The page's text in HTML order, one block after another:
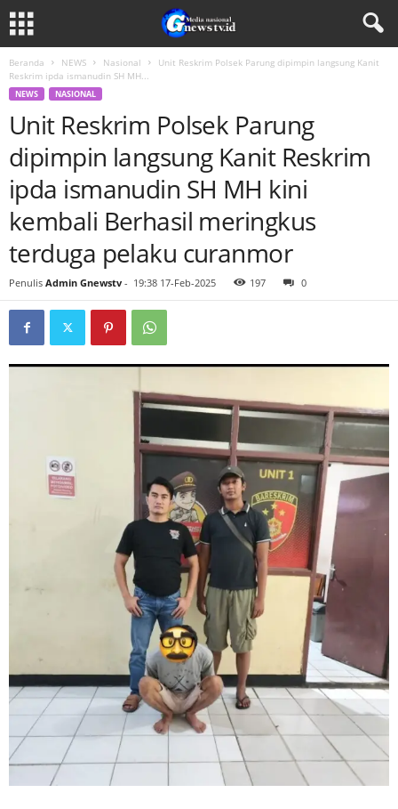
Beranda NEWS Nasional
Unit Reskrim Polsek Parung dipimpin langsung Kanit
Reskrim ipda ismanudin SH MH...
NEWS NASIONAL
Unit Reskrim Polsek Parung
dipimpin langsung Kanit Reskrim
ipda ismanudin SH MH kini
kembali Berhasil meringkus
terduga pelaku curanmor
Penulis Admin Gnewstv - 19:38 17-Feb-2025 197 0